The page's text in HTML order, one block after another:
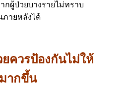
กผู้ป่วยบางรายไม่ทราบ
ภายหลังได้
ควรป้องกันไม่ให้
ากขึ้น